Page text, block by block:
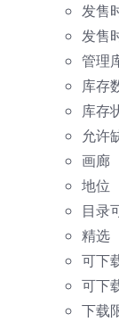
发售
发售
管理
库存
库存
允许
画廊
地位
目录
精选
可下
可下
下载